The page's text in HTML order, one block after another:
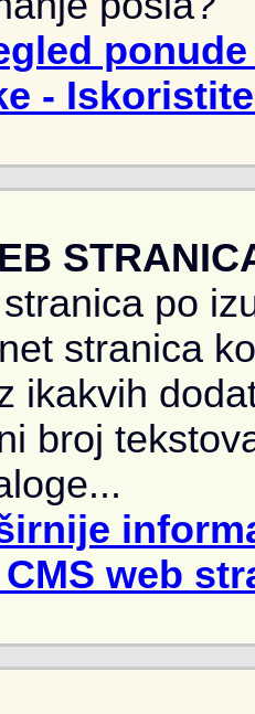
-
po
stranica
ikakvih
broj
web